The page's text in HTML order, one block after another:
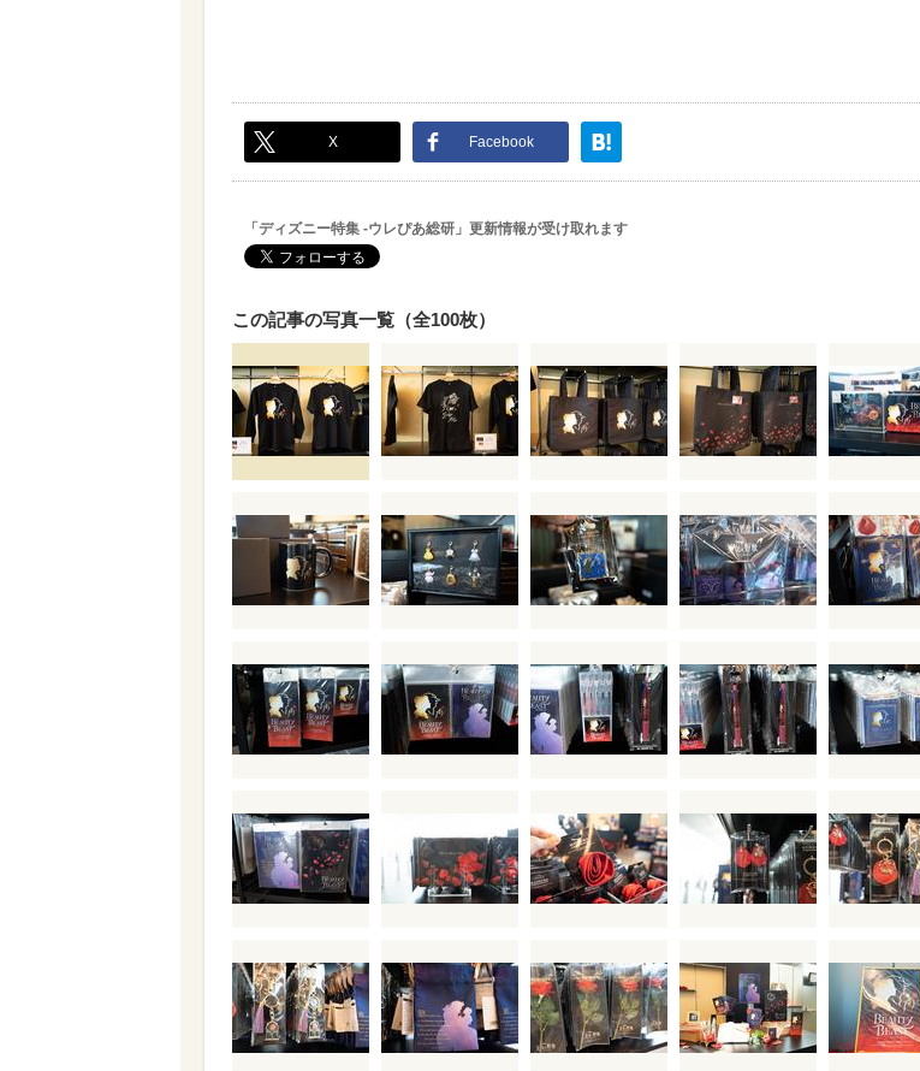
X Facebook
「ディズニー特集 -ウレぴあ総研」更新情報が受け取れます
この記事の写真一覧（全100枚）